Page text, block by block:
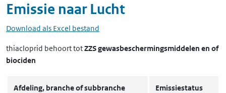
Emissie naar Lucht
Download als Excel bestand
thiacloprid behoort totZZS gewasbeschermingsmiddelen en of
biociden
Afdeling, branche of subbranche Emissiestatus